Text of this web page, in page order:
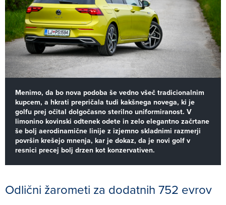
Menimo, da bo nova podoba še vedno všeč tradicionalnim
kupcem, a hkrati prepričala tudi kakšnega novega, ki je
golfu prej očital dolgočasno sterilno uniformiranost. V
limonino kovinski odtenek odete in zelo elegantno začrtane
še bolj aerodinamične linije z izjemno skladnimi razmerji
površin krešejo mnenja, kar je dokaz, da je novi golf v
resnici precej bolj drzen kot konzervativen.
Odlični žarometi za dodatnih 752 evrov